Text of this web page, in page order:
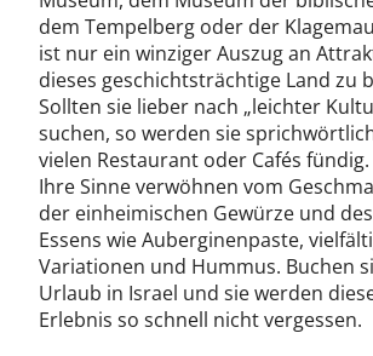
dem Tempelberg oder der
ist nur ein winziger Auszug an
dieses geschichtsträchtige Land zu
Sollten sie lieber nach „leichter
suchen, so werden sie
vielen Restaurant oder Cafés fündig.
Ihre Sinne verwöhnen vom
der einheimischen Gewürze und
Essens wie Auberginenpaste,
Variationen und Hummus. Buchen
Urlaub in Israel und sie werden
Erlebnis so schnell nicht vergessen.